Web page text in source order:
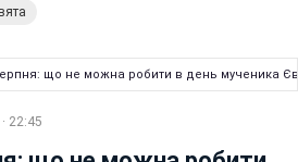
що не можна робити в день мученика
22:45